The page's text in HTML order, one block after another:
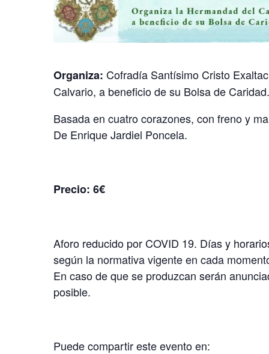
Organiza: Cofradía Santísimo Cristo
Calvario, a beneficio de su Bolsa de Caridad.
Basada en cuatro corazones, con freno y
De Enrique Jardiel Poncela.
Precio: 6€
Aforo reducido por COVID 19. Días y
según la normativa vigente en cada
En caso de que se produzcan serán
posible.
Puede compartir este evento en: